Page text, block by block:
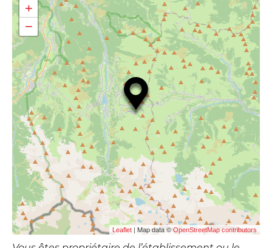
+
−
Leaflet | Map data ©OpenStreetMap contributors